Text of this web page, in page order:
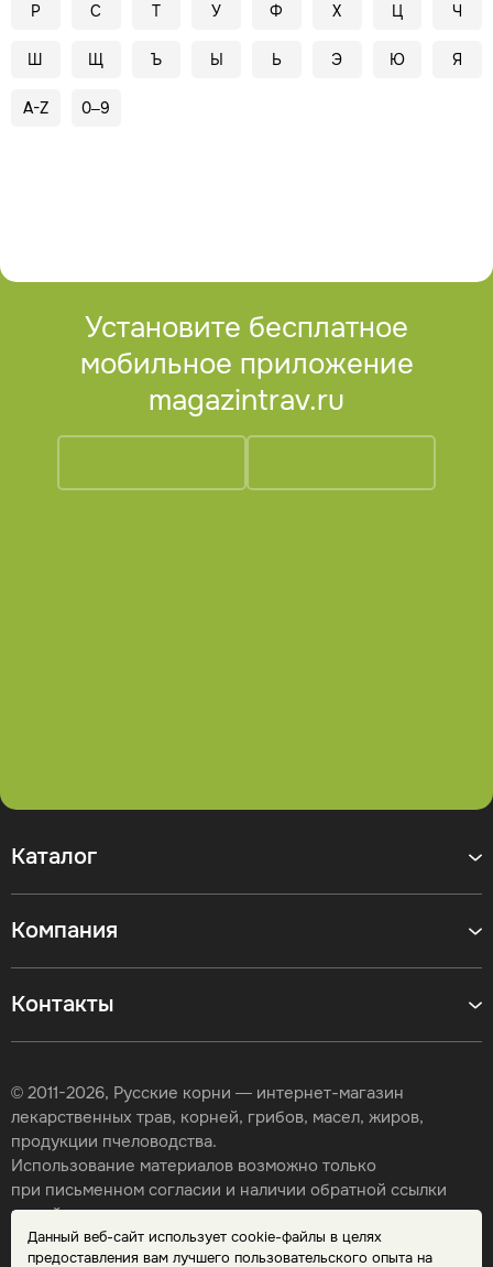
Данный веб-сайт использует cookie-файлы в целях
предоставления вам лучшего пользовательского опыта на
Р С Т У Ф Х Ц Ч
Ш Щ Ъ Ы Ь Э Ю Я
A-Z 0–9
Установите бесплатное
мобильное приложение
magazintrav.ru
Контакты
Каталог
Компания
© 2011-2026, Русские корни — интернет-магазин
лекарственных трав, корней, грибов, масел, жиров,
продукции пчеловодства.
Использование материалов возможно только
при письменном согласии и наличии обратной ссылки
на сайт.
Карта сайта